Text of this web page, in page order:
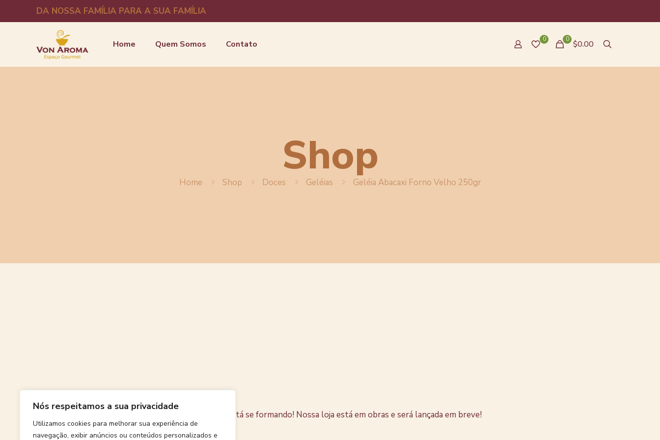
Nós respeitamos a sua privacidade
Utilizamos cookies para melhorar sua experiência de
navegação, exibir anúncios ou conteúdos personalizados e
DA NOSSA FAMÍLIA PARA A SUA FAMÍLIA
Home Quem Somos Contato 0 0 $0.00
Shop
Home Shop Doces Geléias Geléia Abacaxi Forno Velho 250gr
Algo grande está se formando! Nossa loja está em obras e será lançada em breve!